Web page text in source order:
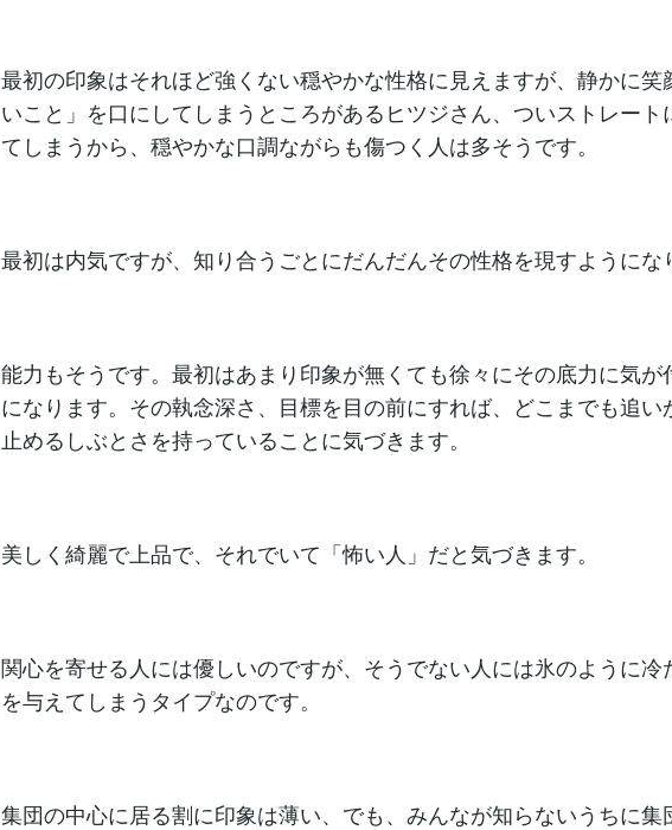
最初の印象はそれほど強くない穏やかな性格に見えますが、静かに笑
いこと」を口にしてしまうところがあるヒツジさん、ついストレート
てしまうから、穏やかな口調ながらも傷つく人は多そうです。
最初は内気ですが、知り合うごとにだんだんその性格を現すようにな
能力もそうです。最初はあまり印象が無くても徐々にその底力に気が
になります。その執念深さ、目標を目の前にすれば、どこまでも追い
止めるしぶとさを持っていることに気づきます。
美しく綺麗で上品で、それでいて「怖い人」だと気づきます。
関心を寄せる人には優しいのですが、そうでない人には氷のように冷
を与えてしまうタイプなのです。
集団の中心に居る割に印象は薄い、でも、みんなが知らないうちに集